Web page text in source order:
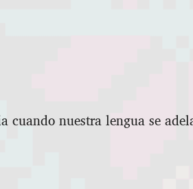
nuestra lengua se